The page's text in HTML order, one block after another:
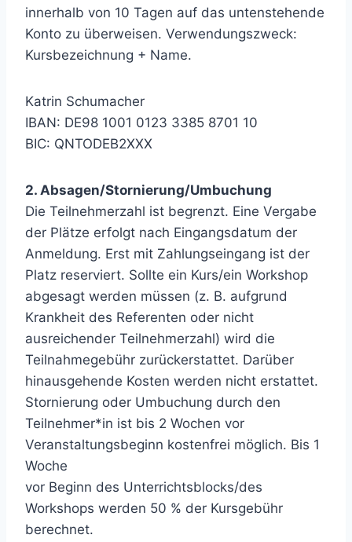
innerhalb von 10 Tagen auf das untenstehende
Konto zu überweisen. Verwendungszweck:
Kursbezeichnung + Name.
Katrin Schumacher
IBAN: DE98 1001 0123 3385 8701 10
BIC: QNTODEB2XXX
2. Absagen/Stornierung/Umbuchung
Die Teilnehmerzahl ist begrenzt. Eine Vergabe
der Plätze erfolgt nach Eingangsdatum der
Anmeldung. Erst mit Zahlungseingang ist der
Platz reserviert. Sollte ein Kurs/ein Workshop
abgesagt werden müssen (z. B. aufgrund
Krankheit des Referenten oder nicht
ausreichender Teilnehmerzahl) wird die
Teilnahmegebühr zurückerstattet. Darüber
hinausgehende Kosten werden nicht erstattet.
Stornierung oder Umbuchung durch den
Teilnehmer*in ist bis 2 Wochen vor
Veranstaltungsbeginn kostenfrei möglich. Bis 1
Woche
vor Beginn des Unterrichtsblocks/des
Workshops werden 50 % der Kursgebühr
berechnet.